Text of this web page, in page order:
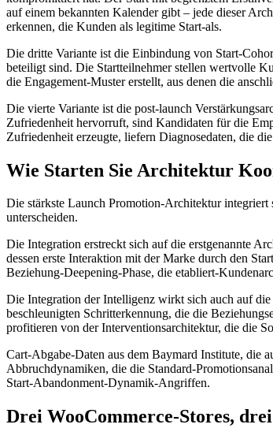
auf einem bekannten Kalender gibt – jede dieser
erkennen, die Kunden als legitime Start-als.
Die dritte Variante ist die Einbindung von Start-
beteiligt sind. Die Startteilnehmer stellen wertvolle
die Engagement-Muster erstellt, aus denen die
Die vierte Variante ist die post-launch
Zufriedenheit hervorruft, sind Kandidaten für die
Zufriedenheit erzeugte, liefern Diagnosedaten, die
Wie Starten Sie Architektur
Die stärkste Launch Promotion-Architektur
unterscheiden.
Die Integration erstreckt sich auf die erstgenannte
dessen erste Interaktion mit der Marke durch den
Beziehung-Deepening-Phase, die etabliert-
Die Integration der Intelligenz wirkt sich auch auf
beschleunigten Schritterkennung, die die
profitieren von der Interventionsarchitektur, die die
Cart-Abgabe-Daten aus dem Baymard Institute, die
Abbruchdynamiken, die die Standard-
Start-Abandonment-Dynamik-Angriffen.
Drei WooCommerce-Stores,